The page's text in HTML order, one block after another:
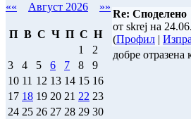
«« Август 2026 »»
П В С Ч П С Н
1
2
3
4 5 6 7 8
9
10 11 12 13 14 15 16
17 18 19 20 21 22 23
24 25 26 27 28 29 30
Re: Споделено
от skrej на
(Профил |
добре